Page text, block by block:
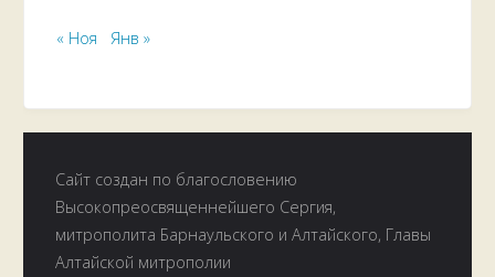
« Ноя Янв »
Сайт создан по благословению
Высокопреосвященнейшего Сергия,
митрополита Барнаульского и Алтайского, Главы
Алтайской митрополии